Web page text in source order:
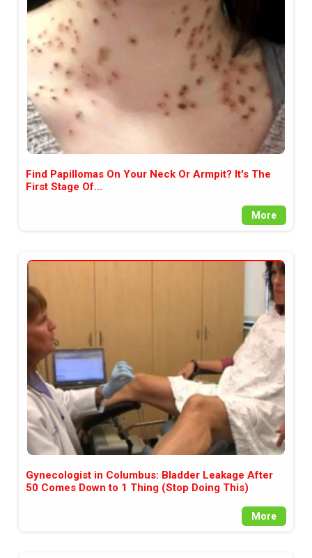
Find Papillomas On Your Neck Or Armpit? It's The
First Stage Of...
More
Gynecologist in Columbus: Bladder Leakage After
50 Comes Down to 1 Thing (Stop Doing This)
More